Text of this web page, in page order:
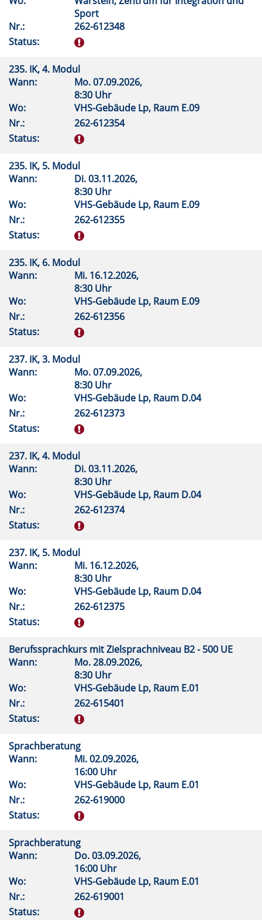
Sport
Nr.:
262-612348
Status:
235. IK, 4. Modul
Wann:
Mo.07.09.2026,
8:30 Uhr
Wo:
VHS-Gebäude Lp, Raum E.09
Nr.:
262-612354
Status:
235. IK, 5. Modul
Wann:
Di.03.11.2026,
8:30 Uhr
Wo:
VHS-Gebäude Lp, Raum E.09
Nr.:
262-612355
Status:
235. IK, 6. Modul
Wann:
Mi. 16.12.2026,
8:30 Uhr
Wo:
VHS-Gebäude Lp, Raum E.09
Nr.:
262-612356
Status:
237. IK, 3. Modul
Wann:
Mo.07.09.2026,
8:30 Uhr
Wo:
VHS-Gebäude Lp, Raum D.04
Nr.:
262-612373
Status:
237. IK, 4. Modul
Wann:
Di.03.11.2026,
8:30 Uhr
Wo:
VHS-Gebäude Lp, Raum D.04
Nr.:
262-612374
Status:
237. IK, 5. Modul
Wann:
Mi. 16.12.2026,
8:30 Uhr
Wo:
VHS-Gebäude Lp, Raum D.04
Nr.:
262-612375
Status:
Berufssprachkurs mit Zielsprachniveau B2 - 500 UE
Wann:
Mo.28.09.2026,
8:30 Uhr
Wo:
VHS-Gebäude Lp, Raum E.01
Nr.:
262-615401
Status:
Sprachberatung
Wann:
Mi.02.09.2026,
16:00 Uhr
Wo:
VHS-Gebäude Lp, Raum E.01
Nr.:
262-619000
Status:
Sprachberatung
Wann:
Do.03.09.2026,
16:00 Uhr
Wo:
VHS-Gebäude Lp, Raum E.01
Nr.:
262-619001
Status: